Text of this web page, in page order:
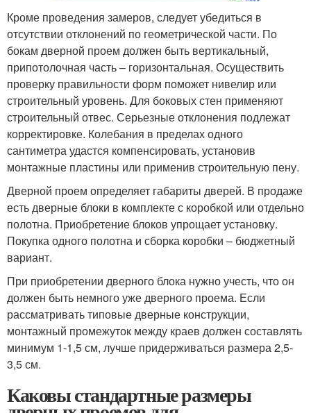
Кроме проведения замеров, следует убедиться в
отсутствии отклонений по геометрической части. По
бокам дверной проем должен быть вертикальный,
припотолочная часть – горизонтальная. Осуществить
проверку правильности форм поможет нивелир или
строительный уровень. Для боковых стен применяют
строительный отвес. Серьезные отклонения подлежат
корректировке. Колебания в пределах одного
сантиметра удастся компенсировать, установив
монтажные пластины или применив строительную пену.
Дверной проем определяет габариты дверей. В продаже
есть дверные блоки в комплекте с коробкой или отдельно
полотна. Приобретение блоков упрощает установку.
Покупка одного полотна и сборка коробки – бюджетный
вариант.
При приобретении дверного блока нужно учесть, что он
должен быть немного уже дверного проема. Если
рассматривать типовые дверные конструкции,
монтажный промежуток между краев должен составлять
минимум 1-1,5 см, лучше придерживаться размера 2,5-
3,5 см.
Каковы стандартные размеры